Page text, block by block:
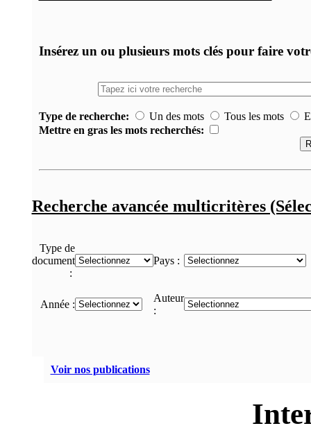
Insérez un ou plusieurs mots clés pour faire
Type de recherche: Un des mots Tous les mots
Mettre en gras les mots recherchés:
Recherche avancée multicritères
Type de
document
:
Pays :
Année :
Auteur
:
Voir nos publications